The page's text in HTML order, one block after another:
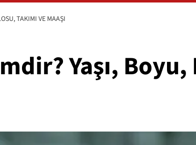
TAKIMI VE MAAŞI
Yaşı, Boyu,